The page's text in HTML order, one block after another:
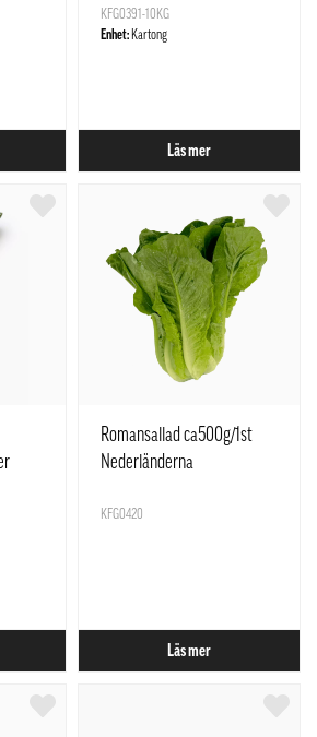
KFG0391-10KG
Enhet: Kartong
Läs mer
Romansallad ca500g/1st
Nederländerna
KFG0420
Läs mer